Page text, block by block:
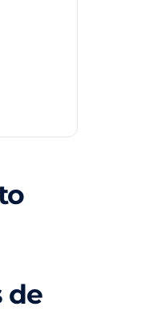
de